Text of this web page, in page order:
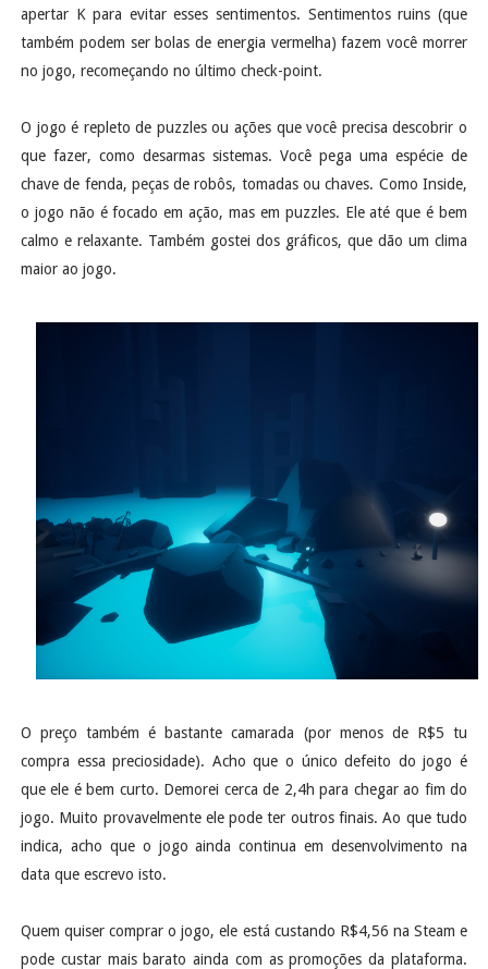
apertar K para evitar esses sentimentos. Sentimentos ruins (que
também podem ser bolas de energia vermelha) fazem você morrer
no jogo, recomeçando no último check-point.
O jogo é repleto de puzzles ou ações que você precisa descobrir o
que fazer, como desarmas sistemas. Você pega uma espécie de
chave de fenda, peças de robôs, tomadas ou chaves. Como Inside,
o jogo não é focado em ação, mas em puzzles. Ele até que é bem
calmo e relaxante. Também gostei dos gráficos, que dão um clima
maior ao jogo.
O preço também é bastante camarada (por menos de R$5 tu
compra essa preciosidade). Acho que o único defeito do jogo é
que ele é bem curto. Demorei cerca de 2,4h para chegar ao fim do
jogo. Muito provavelmente ele pode ter outros finais. Ao que tudo
indica, acho que o jogo ainda continua em desenvolvimento na
data que escrevo isto.
Quem quiser comprar o jogo, ele está custando R$4,56 na Steam e
pode custar mais barato ainda com as promoções da plataforma.